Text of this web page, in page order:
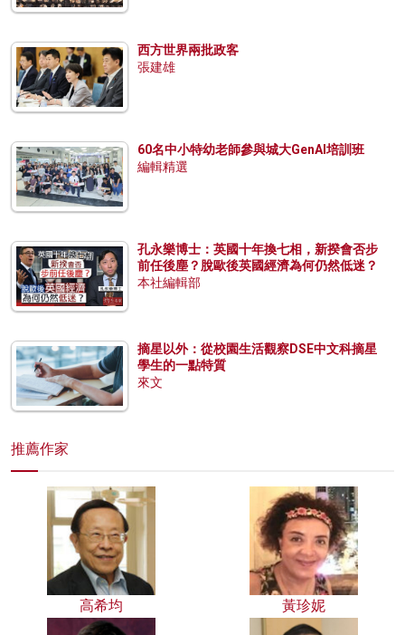
西方世界兩批政客
張建雄
60名中小特幼老師參與城大GenAI培訓班
編輯精選
孔永樂博士：英國十年換七相，新揆會否步
前任後塵？脫歐後英國經濟為何仍然低迷？
本社編輯部
摘星以外：從校園生活觀察DSE中文科摘星
學生的一點特質
來文
推薦作家
高希均 黃珍妮